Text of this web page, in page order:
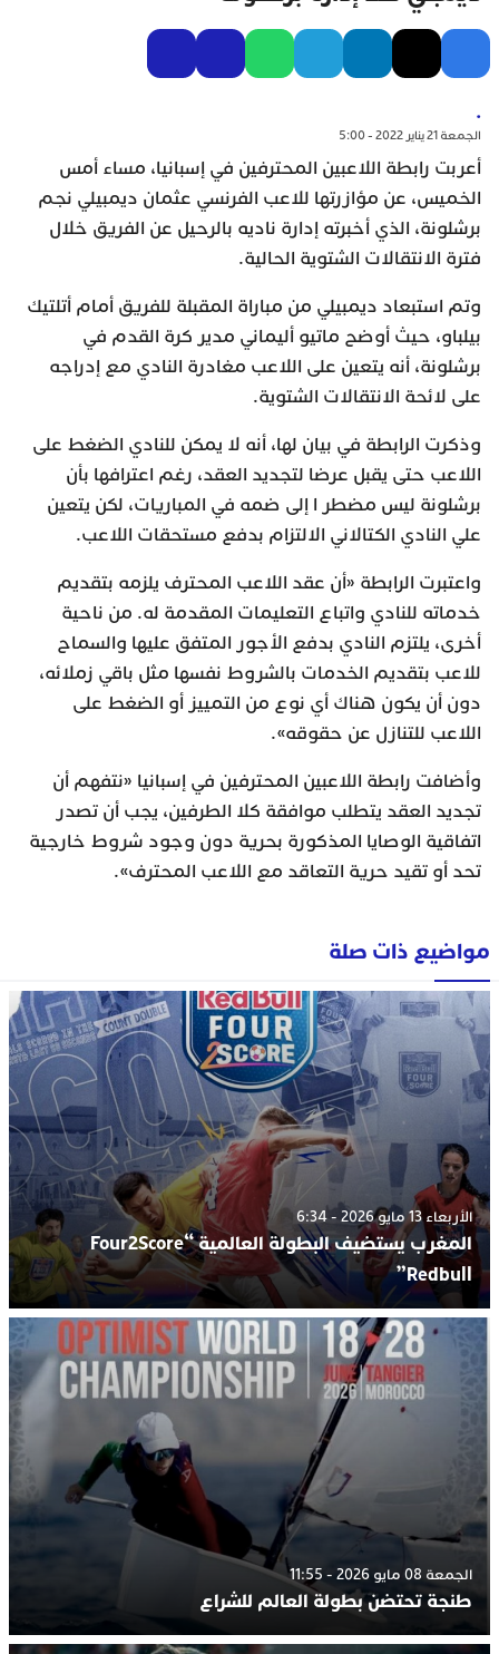
.
الجمعة 21 يناير 2022 - 5:00
أعربت رابطة اللاعبين المحترفين في إسبانيا، مساء أمس
الخميس، عن مؤازرتها للاعب الفرنسي عثمان ديمبيلي نجم
برشلونة، الذي أخبرته إدارة ناديه بالرحيل عن الفريق خلال
فترة الانتقالات الشتوية الحالية.
وتم استبعاد ديمبيلي من مباراة المقبلة للفريق أمام أتلتيك
بيلباو، حيث أوضح ماتيو أليماني مدير كرة القدم في
برشلونة، أنه يتعين على اللاعب مغادرة النادي مع إدراجه
على لائحة الانتقالات الشتوية.
وذكرت الرابطة في بيان لها، أنه لا يمكن للنادي الضغط على
اللاعب حتى يقبل عرضا لتجديد العقد، رغم اعترافها بأن
برشلونة ليس مضطر ا إلى ضمه في المباريات، لكن يتعين
علي النادي الكتالاني الالتزام بدفع مستحقات اللاعب.
واعتبرت الرابطة «أن عقد اللاعب المحترف يلزمه بتقديم
خدماته للنادي واتباع التعليمات المقدمة له. من ناحية
أخرى، يلتزم النادي بدفع الأجور المتفق عليها والسماح
للاعب بتقديم الخدمات بالشروط نفسها مثل باقي زملائه،
دون أن يكون هناك أي نوع من التمييز أو الضغط على
اللاعب للتنازل عن حقوقه».
وأضافت رابطة اللاعبين المحترفين في إسبانيا «نتفهم أن
تجديد العقد يتطلب موافقة كلا الطرفين، يجب أن تصدر
اتفاقية الوصايا المذكورة بحرية دون وجود شروط خارجية
تحد أو تقيد حرية التعاقد مع اللاعب المحترف».
مواضيع ذات صلة
الأربعاء 13 مايو 2026 - 6:34
المغرب يستضيف البطولة العالمية “Four2Score
Redbull”
الجمعة 08 مايو 2026 - 11:55
طنجة تحتضن بطولة العالم للشراع